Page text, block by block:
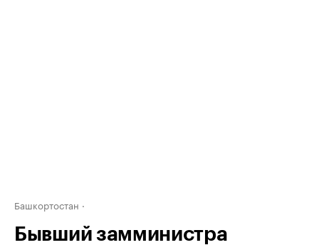
Башкортостан
Бывший замминистра